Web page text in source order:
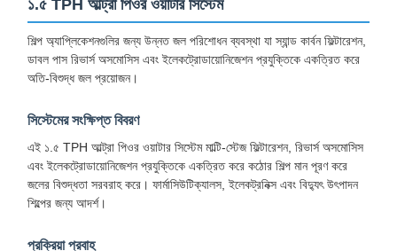
১.৫ TPH আল্ট্রা পিওর ওয়াটার সিস্টেম
শিল্প অ্যাপ্লিকেশনগুলির জন্য উন্নত জল পরিশোধন ব্যবস্থা যা স্যান্ড কার্বন ফিল্টারেশন,
ডাবল পাস রিভার্স অসমোসিস এবং ইলেকট্রোডায়োনিজেশন প্রযুক্তিকে একত্রিত করে
অতি-বিশুদ্ধ জল প্রয়োজন।
সিস্টেমের সংক্ষিপ্ত বিবরণ
এই ১.৫ TPH আল্ট্রা পিওর ওয়াটার সিস্টেম মাল্টি-স্টেজ ফিল্টারেশন, রিভার্স অসমোসিস
এবং ইলেকট্রোডায়োনিজেশন প্রযুক্তিকে একত্রিত করে কঠোর শিল্প মান পূরণ করে
জলের বিশুদ্ধতা সরবরাহ করে। ফার্মাসিউটিক্যালস, ইলেকট্রনিক্স এবং বিদ্যুৎ উৎপাদন
শিল্পের জন্য আদর্শ।
প্রক্রিয়া প্রবাহ